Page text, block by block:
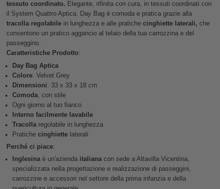
tessuto coordinato. Elegante, rifinita con cura, in tessuti coordinati con
il System Quattro Aptica. Day Bag è comoda e pratica grazie alla
tracolla regolabile in lunghezza e alle pratichecinghiette laterali, che
consentono un pratico aggancio al telaio della tua carrozzina e del
passeggino.
Caratteristiche Prodotto:
Day Bag Aptica
Colore: Velvet Grey
Dimensioni: 33 x 33 x 18 cm
Comoda, con stile​
Ogni giorno al tuo fianco
Interno facilmente lavabile
Tracollaregolabile in lunghezza
Pratiche cinghiettelaterali
Perché ci piace:
Inglesinaè un'azienda italianacon sede a Altavilla Vicentina,
specializzata nella progettazione e realizzazione di passeggini,
carrozzine e accessori nel settore della prima infanzia e della